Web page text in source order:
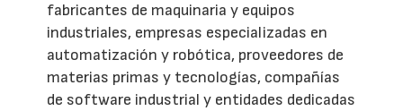
fabricantes de maquinaria y equipos
industriales, empresas especializadas en
automatización y robótica, proveedores de
materias primas y tecnologías, compañías
de software industrial y entidades dedicadas